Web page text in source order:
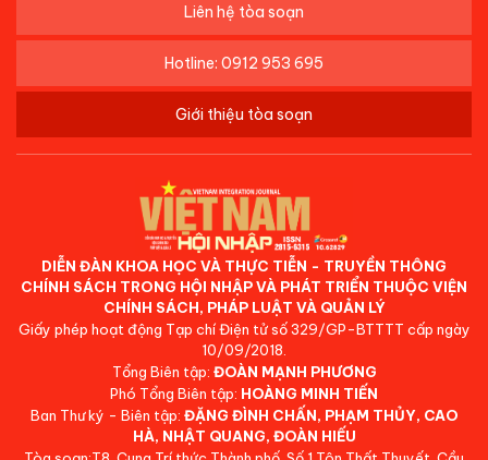
Liên hệ tòa soạn
Hotline: 0912 953 695
Giới thiệu tòa soạn
DIỄN ĐÀN KHOA HỌC VÀ THỰC TIỄN - TRUYỀN THÔNG
CHÍNH SÁCH TRONG HỘI NHẬP VÀ PHÁT TRIỂN THUỘC VIỆN
CHÍNH SÁCH, PHÁP LUẬT VÀ QUẢN LÝ
Giấy phép hoạt động Tạp chí Điện tử số 329/GP-BTTTT cấp ngày
10/09/2018.
Tổng Biên tập: ĐOÀN MẠNH PHƯƠNG
Phó Tổng Biên tập: HOÀNG MINH TIẾN
Ban Thư ký - Biên tập: ĐẶNG ĐÌNH CHẤN, PHẠM THỦY, CAO
HÀ, NHẬT QUANG, ĐOÀN HIẾU